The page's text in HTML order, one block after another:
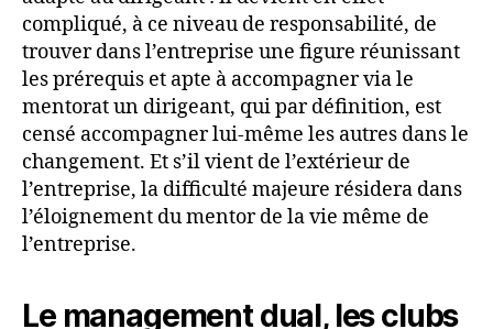
compliqué, à ce niveau de responsabilité, de
trouver dans l’entreprise une figure réunissant
les prérequis et apte à accompagner via le
mentorat un dirigeant, qui par définition, est
censé accompagner lui-même les autres dans le
changement. Et s’il vient de l’extérieur de
l’entreprise, la difficulté majeure résidera dans
l’éloignement du mentor de la vie même de
l’entreprise.
Le management dual, les clubs